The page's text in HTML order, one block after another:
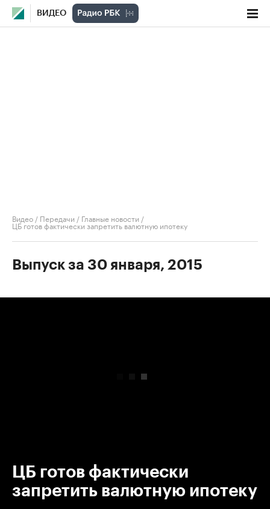
ВИДЕО
Видео / Передачи / Главные новости /
ЦБ готов фактически запретить валютную ипотеку
Выпуск за 30 января, 2015
ЦБ готов фактически
запретить валютную ипотеку